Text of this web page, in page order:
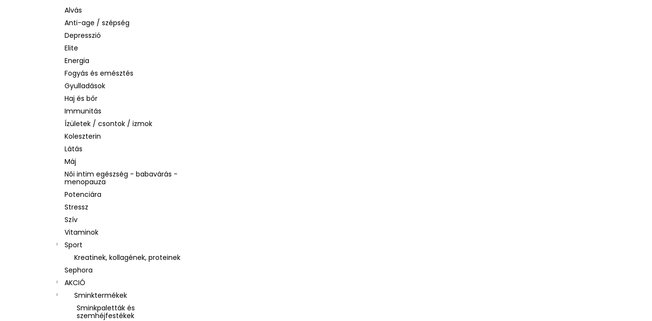
Alvás
Anti-age / szépség
Depresszió
Elite
Energia
Fogyás és emésztés
Gyulladások
Haj és bőr
Immunitás
Ízületek / csontok / izmok
Koleszterin
Látás
Máj
Női intim egészség - babavárás -
menopauza
Potenciára
Stressz
Szív
Vitaminok
Sport
Kreatinek, kollagének, proteinek
Sephora
AKCIÓ
Sminktermékek
Sminkpaletták és
szemhéjfestékek
BIODERMA PHOTODERM AQUAFLUID
INVISIBLE SPF 50+ – LÁTHATATLAN
ARCVÉDŐ KRÉM, 40 ML
2 480 Ft
Korábbi: 6 870 Ft